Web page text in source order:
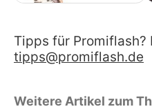
Tipps für Promiflash?
tipps@promiflash.de
Weitere Artikel zum